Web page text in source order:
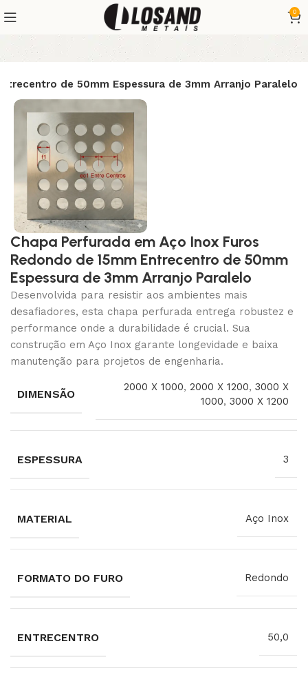
0
de 50mm Espessura de 3mm Arranjo Paralelo
Chapa Perfurada em Aço Inox Furos
Redondo de 15mm Entrecentro de 50mm
Espessura de 3mm Arranjo Paralelo
Desenvolvida para resistir aos ambientes mais
desafiadores, esta chapa perfurada entrega robustez e
performance onde a durabilidade é crucial. Sua
construção em Aço Inox garante longevidade e baixa
manutenção para projetos de engenharia.
DIMENSÃO
2000 X 1000,2000 X 1200,3000 X
1000,3000 X 1200
ESPESSURA 3
MATERIAL Aço Inox
FORMATO DO FURO Redondo
ENTRECENTRO 50,0